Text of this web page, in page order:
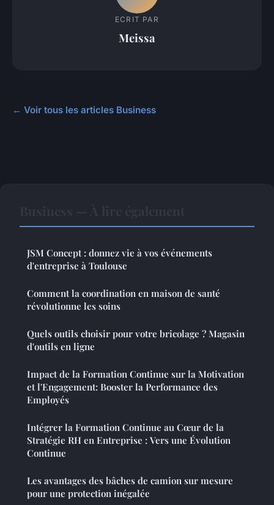
ECRIT PAR
Meissa
← Voir tous les articles Business
JSM Concept : donnez vie à vos événements
d'entreprise à Toulouse
Comment la coordination en maison de santé
révolutionne les soins
Quels outils choisir pour votre bricolage ? Magasin
d'outils en ligne
Impact de la Formation Continue sur la Motivation
et l'Engagement: Booster la Performance des
Employés
Intégrer la Formation Continue au Cœur de la
Stratégie RH en Entreprise : Vers une Évolution
Continue
Les avantages des bâches de camion sur mesure
pour une protection inégalée